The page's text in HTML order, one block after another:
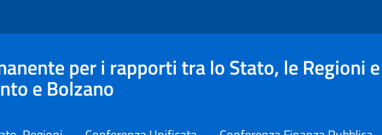
per i rapporti tra lo Stato, le Regioni
e Bolzano